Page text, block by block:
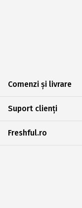
Comenzi și livrare
Suport clienți
Freshful.ro